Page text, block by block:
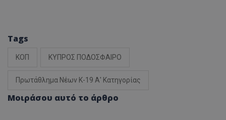
Tags
ΚΟΠ ΚΥΠΡΟΣ ΠΟΔΟΣΦΑΙΡΟ
Πρωτάθλημα Νέων Κ-19 Α' Κατηγορίας
Μοιράσου αυτό το άρθρο